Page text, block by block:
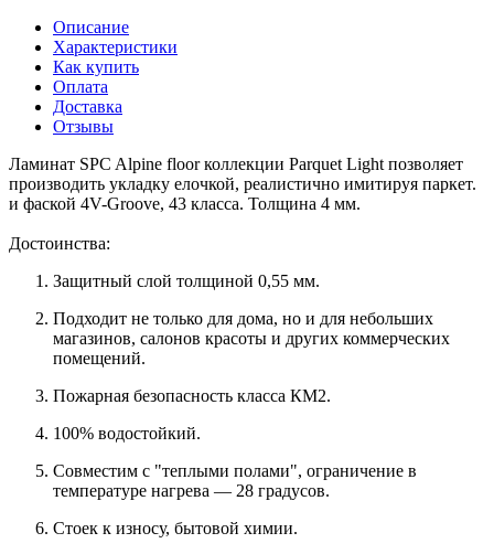
Описание
Характеристики
Как купить
Оплата
Доставка
Отзывы
Ламинат SPC Alpine floor коллекции Parquet Light позволяет
производить укладку елочкой, реалистично имитируя паркет.
и фаской 4V-Groove, 43 класса. Толщина 4 мм.
Достоинства:
Защитный слой толщиной 0,55 мм.
Подходит не только для дома, но и для небольших
магазинов, салонов красоты и других коммерческих
помещений.
Пожарная безопасность класса КМ2.
100% водостойкий.
Совместим с "теплыми полами", ограничение в
температуре нагрева — 28 градусов.
Стоек к износу, бытовой химии.